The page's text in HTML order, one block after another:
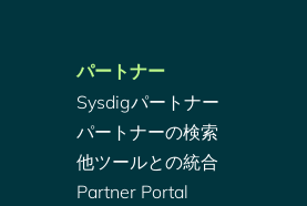
パートナー
Sysdigパートナー
パートナーの検索
他ツールとの統合
Partner Portal